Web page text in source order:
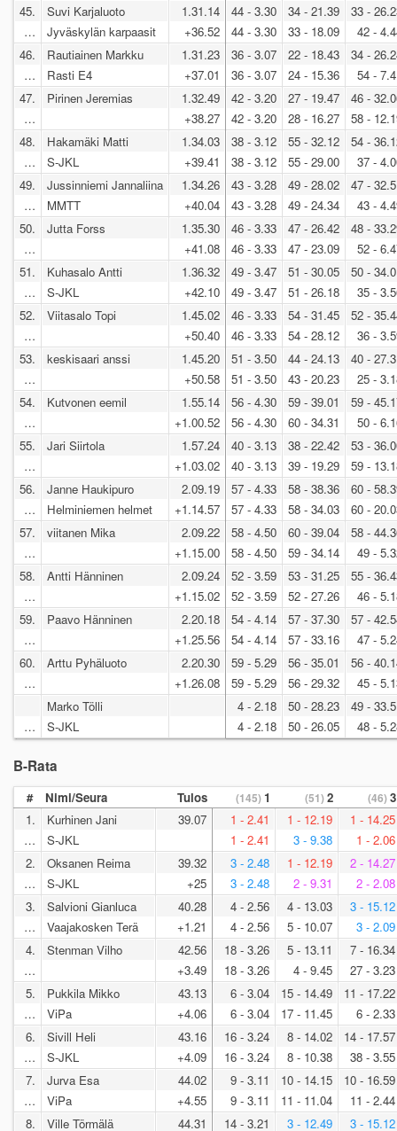
45.
…
Suvi Karjaluoto
Jyväskylän karpaasit
1.31.14
+36.52
44 - 3.30
44 - 3.30
34 - 21.39
33 - 18.09
33 -
42 -
46.
…
Rautiainen Markku
Rasti E4
1.31.23
+37.01
36 - 3.07
36 - 3.07
22 - 18.43
24 - 15.36
34 -
54 -
47.
…
Pirinen Jeremias
1.32.49
+38.27
42 - 3.20
42 - 3.20
27 - 19.47
28 - 16.27
46 -
58 -
48.
…
Hakamäki Matti
S-JKL
1.34.03
+39.41
38 - 3.12
38 - 3.12
55 - 32.12
55 - 29.00
54 -
37 -
49.
…
Jussinniemi Jannaliina
MMTT
1.34.26
+40.04
43 - 3.28
43 - 3.28
49 - 28.02
49 - 24.34
47 -
43 -
50.
…
Jutta Forss
1.35.30
+41.08
46 - 3.33
46 - 3.33
47 - 26.42
47 - 23.09
48 -
52 -
51.
…
Kuhasalo Antti
S-JKL
1.36.32
+42.10
49 - 3.47
49 - 3.47
51 - 30.05
51 - 26.18
50 -
35 -
52.
…
Viitasalo Topi
1.45.02
+50.40
46 - 3.33
46 - 3.33
54 - 31.45
54 - 28.12
52 -
36 -
53.
…
keskisaari anssi
1.45.20
+50.58
51 - 3.50
51 - 3.50
44 - 24.13
43 - 20.23
40 -
25 -
54.
…
Kutvonen eemil
1.55.14
+1.00.52
56 - 4.30
56 - 4.30
59 - 39.01
60 - 34.31
59 -
50 -
55.
…
Jari Siirtola
1.57.24
+1.03.02
40 - 3.13
40 - 3.13
38 - 22.42
39 - 19.29
53 -
59 -
56.
…
Janne Haukipuro
Helminiemen helmet
2.09.19
+1.14.57
57 - 4.33
57 - 4.33
58 - 38.36
58 - 34.03
60 -
60 -
57.
…
viitanen Mika
2.09.22
+1.15.00
58 - 4.50
58 - 4.50
60 - 39.04
59 - 34.14
58 -
49 -
58.
…
Antti Hänninen
2.09.24
+1.15.02
52 - 3.59
52 - 3.59
53 - 31.25
52 - 27.26
55 -
46 -
59.
…
Paavo Hänninen
2.20.18
+1.25.56
54 - 4.14
54 - 4.14
57 - 37.30
57 - 33.16
57 -
47 -
60.
…
Arttu Pyhäluoto
2.20.30
+1.26.08
59 - 5.29
59 - 5.29
56 - 35.01
56 - 29.32
56 -
45 -
…
Marko Tölli
S-JKL
4 - 2.18
4 - 2.18
50 - 28.23
50 - 26.05
49 -
48 -
B-Rata
# Nimi/Seura Tulos (145) 1 (51)2 (46)3
1.
…
Kurhinen Jani
S-JKL
39.07
1 - 2.41
1 - 2.41
1 - 12.19
3 - 9.38
1 - 14.25
1 - 2.06
2.
…
Oksanen Reima
S-JKL
39.32
+25
3 - 2.48
3 - 2.48
1 - 12.19
2 - 9.31
2 - 14.27
2 - 2.08
3.
…
Salvioni Gianluca
Vaajakosken Terä
40.28
+1.21
4 - 2.56
4 - 2.56
4 - 13.03
5 - 10.07
3 - 15.12
3 - 2.09
4.
…
Stenman Vilho
42.56
+3.49
18 - 3.26
18 - 3.26
5 - 13.11
4 - 9.45
7 - 16.34
27 - 3.23
5.
…
Pukkila Mikko
ViPa
43.13
+4.06
6 - 3.04
6 - 3.04
15 - 14.49
17 - 11.45
11 - 17.22
6 - 2.33
6.
…
Sivill Heli
S-JKL
43.16
+4.09
16 - 3.24
16 - 3.24
8 - 14.02
8 - 10.38
14 - 17.57
38 - 3.55
7.
…
Jurva Esa
ViPa
44.02
+4.55
9 - 3.11
9 - 3.11
10 - 14.15
11 - 11.04
10 - 16.59
11 - 2.44
8.
Ville Törmälä 44.31 14 - 3.21 3 - 12.49 3 - 15.12